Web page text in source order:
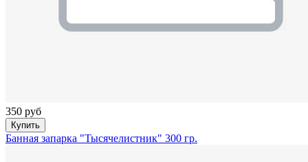
350 руб
Купить
Банная запарка "Тысячелистник" 300 гр.